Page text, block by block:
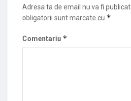
Adresa ta de email nu va fi
obligatorii sunt marcate cu *
Comentariu *